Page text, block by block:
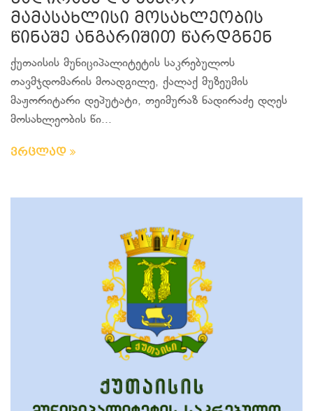
მამასახლისი მოსახლეობის
წინაშე ანგარიშით წარდგნენ
ქუთაისის მუნიციპალიტეტის საკრებულოს
თავმჯდომარის მოადგილე, ქალაქ მუზეუმის
მაჟორიტარი დეპუტატი, თეიმურაზ ნადირაძე დღეს
მოსახლეობის წი...
ვრცლად